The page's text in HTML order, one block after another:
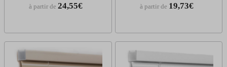
à partir de 24,55€ à partir de 19,73€